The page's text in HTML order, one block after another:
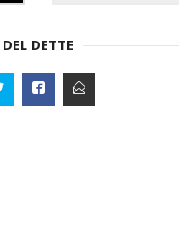
DEL DETTE